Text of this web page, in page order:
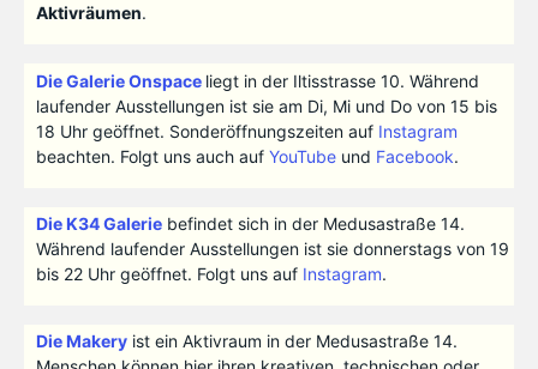
Aktivräumen.
Die Galerie Onspace liegt in der Iltisstrasse 10. Während
laufender Ausstellungen ist sie am Di, Mi und Do von 15 bis
18 Uhr geöffnet. Sonderöffnungszeiten auf Instagram
beachten. Folgt uns auch auf YouTubeund Facebook.
Die K34 Galeriebefindet sich in der Medusastraße 14.
Während laufender Ausstellungen ist sie donnerstags von 19
bis 22 Uhr geöffnet. Folgt uns auf Instagram.
Die Makeryist ein Aktivraum in der Medusastraße 14.